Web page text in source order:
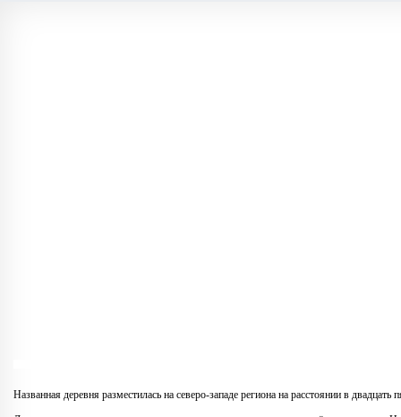
Названная деревня разместилась на северо-западе региона на расстоянии в